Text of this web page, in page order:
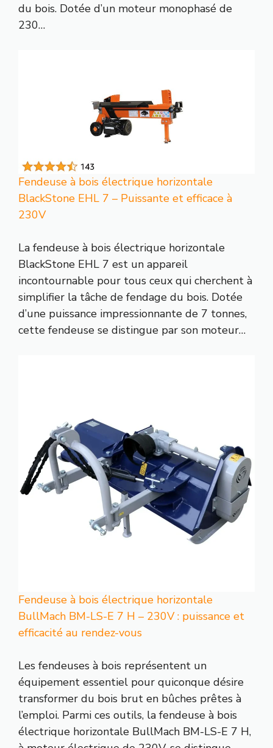
du bois. Dotée d’un moteur monophasé de
230…
Fendeuse à bois électrique horizontale
BlackStone EHL 7 – Puissante et efficace à
230V
La fendeuse à bois électrique horizontale
BlackStone EHL 7 est un appareil
incontournable pour tous ceux qui cherchent à
simplifier la tâche de fendage du bois. Dotée
d’une puissance impressionnante de 7 tonnes,
cette fendeuse se distingue par son moteur…
Fendeuse à bois électrique horizontale
BullMach BM-LS-E 7 H – 230V : puissance et
efficacité au rendez-vous
Les fendeuses à bois représentent un
équipement essentiel pour quiconque désire
transformer du bois brut en bûches prêtes à
l’emploi. Parmi ces outils, la fendeuse à bois
électrique horizontale BullMach BM-LS-E 7 H,